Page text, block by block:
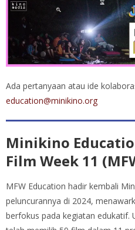
Ada pertanyaan atau ide
education@minikino.org
Minikino
Film Week 11
MFW Education hadir kembali
peluncurannya di 2024,
berfokus pada kegiatan edukatif.